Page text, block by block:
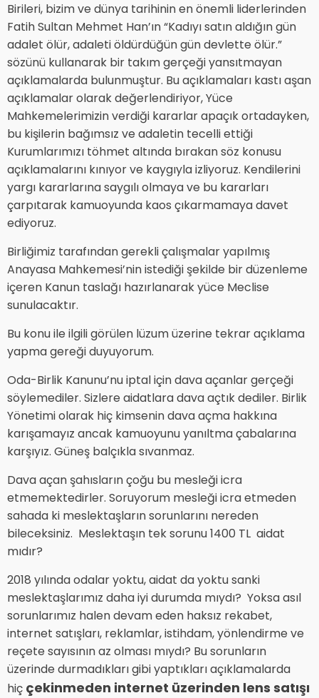
Birileri, bizim ve dünya tarihinin en önemli liderlerinden
Fatih Sultan Mehmet Han’ın “Kadıyı satın aldığın gün
adalet ölür, adaleti öldürdüğün gün devlette ölür.”
sözünü kullanarak bir takım gerçeği yansıtmayan
açıklamalarda bulunmuştur. Bu açıklamaları kastı aşan
açıklamalar olarak değerlendiriyor, Yüce
Mahkemelerimizin verdiği kararlar apaçık ortadayken,
bu kişilerin bağımsız ve adaletin tecelli ettiği
Kurumlarımızı töhmet altında bırakan söz konusu
açıklamalarını kınıyor ve kaygıyla izliyoruz. Kendilerini
yargı kararlarına saygılı olmaya ve bu kararları
çarpıtarak kamuoyunda kaos çıkarmamaya davet
ediyoruz.
Birliğimiz tarafından gerekli çalışmalar yapılmış
Anayasa Mahkemesi’nin istediği şekilde bir düzenleme
içeren Kanun taslağı hazırlanarak yüce Meclise
sunulacaktır.
Bu konu ile ilgili görülen lüzum üzerine tekrar açıklama
yapma gereği duyuyorum.
Oda-Birlik Kanunu’nu iptal için dava açanlar gerçeği
söylemediler. Sizlere aidatlara dava açtık dediler. Birlik
Yönetimi olarak hiç kimsenin dava açma hakkına
karışamayız ancak kamuoyunu yanıltma çabalarına
karşıyız. Güneş balçıkla sıvanmaz.
Dava açan şahısların çoğu bu mesleği icra
etmemektedirler. Soruyorum mesleği icra etmeden
sahada ki meslektaşların sorunlarını nereden
bileceksiniz. Meslektaşın tek sorunu 1400 TL aidat
mıdır?
2018 yılında odalar yoktu, aidat da yoktu sanki
meslektaşlarımız daha iyi durumda mıydı? Yoksa asıl
sorunlarımız halen devam eden haksız rekabet,
internet satışları, reklamlar, istihdam, yönlendirme ve
reçete sayısının az olması mıydı? Bu sorunların
üzerinde durmadıkları gibi yaptıkları açıklamalarda
hiç çekinmeden internet üzerinden lens satışı